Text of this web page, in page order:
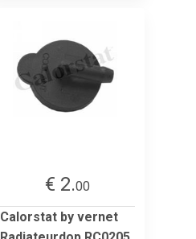
€ 2.00
Calorstat by vernet